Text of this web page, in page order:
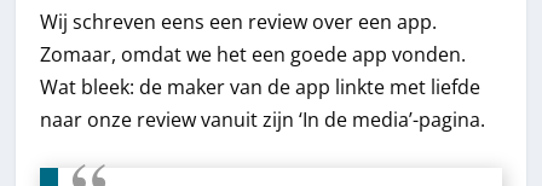
Wij schreven eens een review over een app.
Zomaar, omdat we het een goede app vonden.
Wat bleek: de maker van de app linkte met liefde
naar onze review vanuit zijn ‘In de media’-pagina.